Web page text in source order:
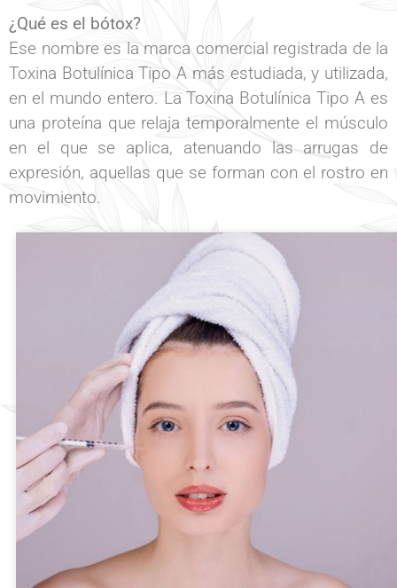
¿Qué es el bótox?
Ese nombre es la marca comercial registrada de la
Toxina Botulínica Tipo A más estudiada, y utilizada,
en el mundo entero. La Toxina Botulínica Tipo A es
una proteína que relaja temporalmente el músculo
en el que se aplica, atenuando las arrugas de
expresión, aquellas que se forman con el rostro en
movimiento.